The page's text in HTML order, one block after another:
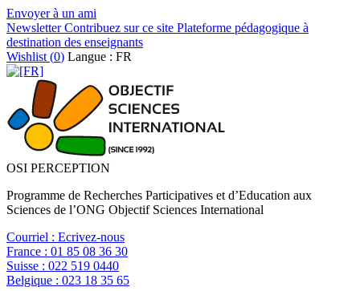
Envoyer à un ami
NewsletterContribuez sur ce site Plateforme pédagogique à
destination des enseignants
Wishlist (0) Langue : FR
OSI PERCEPTION
Programme de Recherches Participatives et d’Education aux
Sciences de l’ONG Objectif Sciences International
Courriel : Ecrivez-nous
France : 01 85 08 36 30
Suisse : 022 519 0440
Belgique : 023 18 35 65